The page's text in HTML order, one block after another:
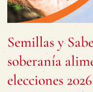
Semillas y
soberanía
elecciones